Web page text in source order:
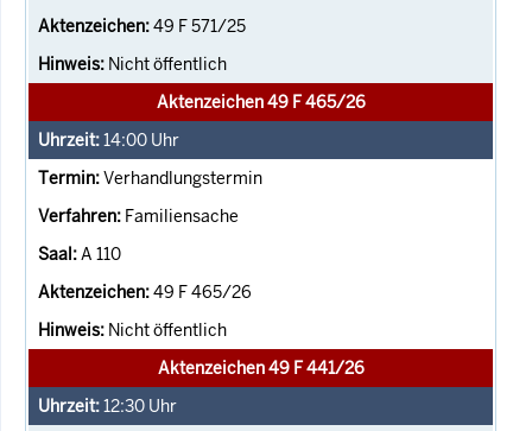
49 F 571/25
Nicht öffentlich
Aktenzeichen 49 F 465/26
14:00 Uhr
Verhandlungstermin
Familiensache
A 110
49 F 465/26
Nicht öffentlich
Aktenzeichen 49 F 441/26
12:30 Uhr